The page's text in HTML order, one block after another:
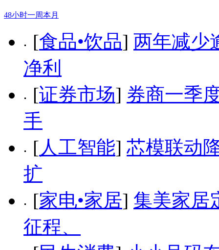
48小时一周本月
[食品•饮品] 两年减少
净利
[证券市场] 券商一季
手
[人工智能] 芯模联动
扩
[家电•家居] 集美家居
征程、